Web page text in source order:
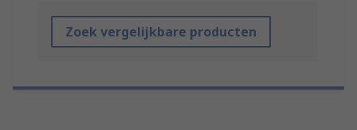
Zoek vergelijkbare producten